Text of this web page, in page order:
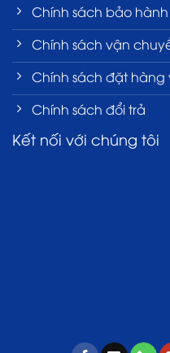
Chính sách bảo hành
Chính sách vận
Chính sách đặt
Chính sách đổi trả
Kết nối với chúng tôi